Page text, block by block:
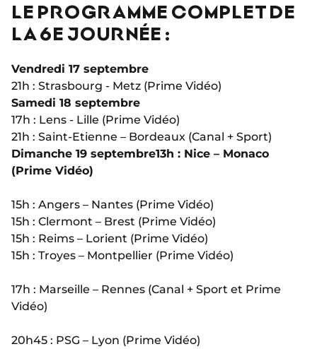
LE PROGRAMME COMPLET DE
LA 6E JOURNÉE :
Vendredi 17 septembre
21h : Strasbourg - Metz (Prime Vidéo)
Samedi 18 septembre
17h : Lens - Lille (Prime Vidéo)
21h : Saint-Etienne – Bordeaux (Canal + Sport)
Dimanche 19 septembre13h : Nice – Monaco
(Prime Vidéo)
15h : Angers – Nantes (Prime Vidéo)
15h : Clermont – Brest (Prime Vidéo)
15h : Reims – Lorient (Prime Vidéo)
15h : Troyes – Montpellier (Prime Vidéo)
17h : Marseille – Rennes (Canal + Sport et Prime
Vidéo)
20h45 : PSG – Lyon (Prime Vidéo)